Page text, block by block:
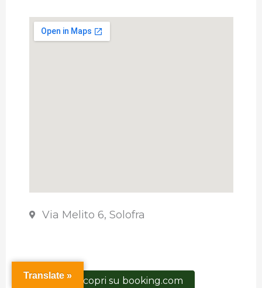
Via Melito 6, Solofra
scopri su booking.com
Translate »